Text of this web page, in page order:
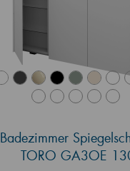
Badezimmer
TORO GA3OE